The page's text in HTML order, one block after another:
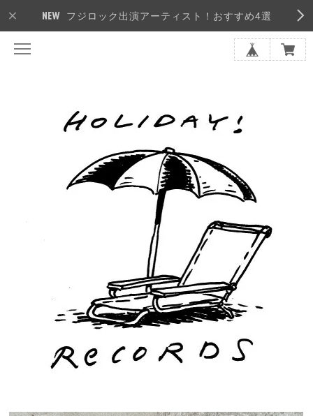
フジロック出演アーティスト！おすすめ4選